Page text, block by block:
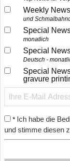
Weekly
und
Special
monatlich
Special
Deutsch -
Special
gravure
* Ich habe die
und stimme diesen